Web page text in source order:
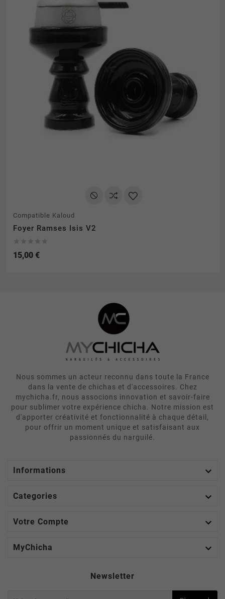
Compatible Kaloud
Foyer Ramses Isis V2
15,00 €
Nous sommes un acteur reconnu dans toute la France
dans la vente de chichas et d'accessoires. Chez
mychicha.fr, nous associons innovation et savoir-faire
pour sublimer votre expérience chicha. Notre mission est
d'apporter créativité et fonctionnalité à chaque détail,
pour offrir un moment unique et satisfaisant aux
passionnés du narguilé.
Informations 
Categories 
Votre Compte 
MyChicha 
Newsletter